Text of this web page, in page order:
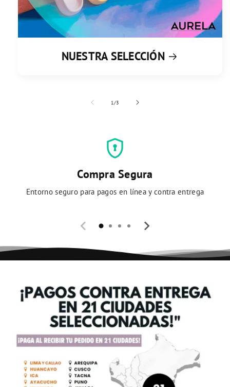
NUESTRA SELECCIÓN
1/de
3
encrypted
Compra Segura
Entorno seguro para pagos en línea y contra entrega